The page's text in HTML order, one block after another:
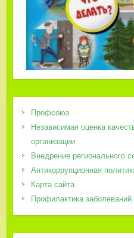
Профсоюз
Независимая оценка
организации
Внедрение регионального
Антикоррупционная
Карта сайта
Профилактика заболеваний